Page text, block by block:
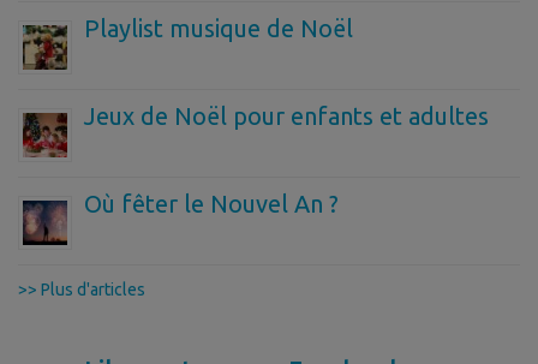
Playlist musique de Noël
Jeux de Noël pour enfants et adultes
Où fêter le Nouvel An ?
>> Plus d'articles